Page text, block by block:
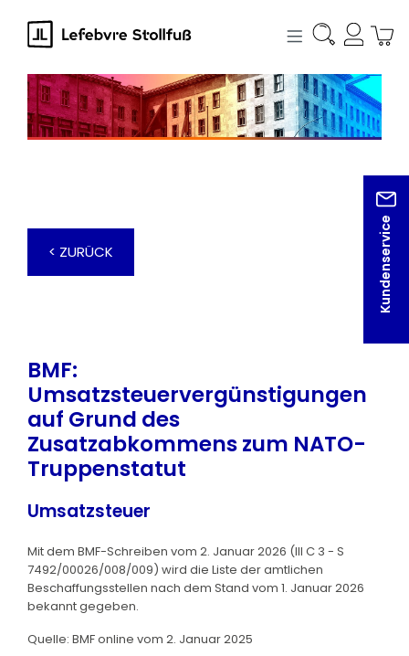
springen
Kundenservice
< ZURÜCK
BMF:
Umsatzsteuervergünstigungen
auf Grund des
Zusatzabkommens zum NATO-
Truppenstatut
Umsatzsteuer
Mit dem BMF-Schreiben vom 2. Januar 2026 (III C 3 - S
7492/00026/008/009) wird die Liste der amtlichen
Beschaffungsstellen nach dem Stand vom 1. Januar 2026
bekannt gegeben.
Quelle: BMF online vom 2. Januar 2025